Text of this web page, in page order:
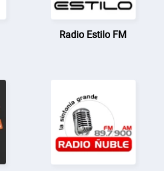
Radio Estilo FM